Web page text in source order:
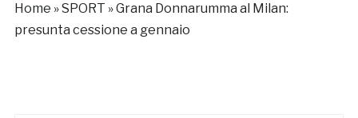
Home »SPORT »Grana Donnarumma al Milan:
presunta cessione a gennaio